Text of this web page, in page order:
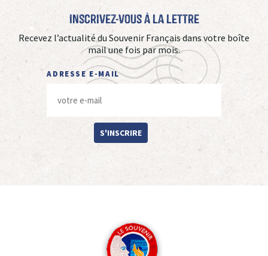
Inscrivez-vous à La Lettre
Recevez l’actualité du Souvenir Français dans votre boîte
mail une fois par mois.
ADRESSE E-MAIL
S'INSCRIRE